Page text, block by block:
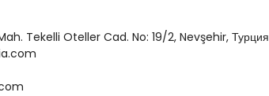
Tekelli Oteller Cad. No: 19/2, Nevşehir, Турция